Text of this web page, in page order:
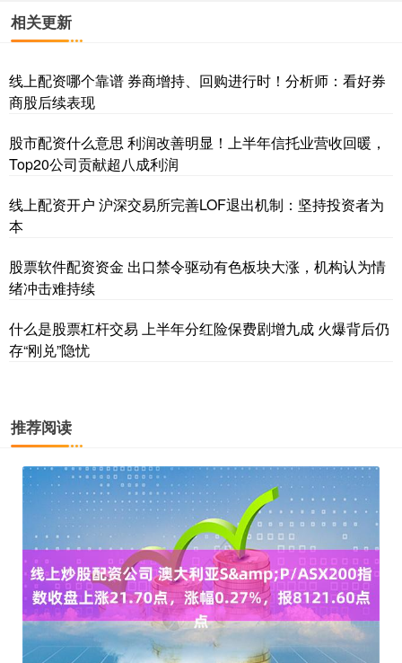
相关更新
线上配资哪个靠谱 券商增持、回购进行时！分析师：看好券
商股后续表现
股市配资什么意思 利润改善明显！上半年信托业营收回暖，
Top20公司贡献超八成利润
线上配资开户 沪深交易所完善LOF退出机制：坚持投资者为
本
股票软件配资资金 出口禁令驱动有色板块大涨，机构认为情
绪冲击难持续
什么是股票杠杆交易 上半年分红险保费剧增九成 火爆背后仍
存“刚兑”隐忧
推荐阅读